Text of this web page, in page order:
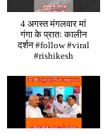
4 अगस्त मंगलवार मां
गंगा के प्रातः कालीन
दर्शन #follow #viral
#rishikesh